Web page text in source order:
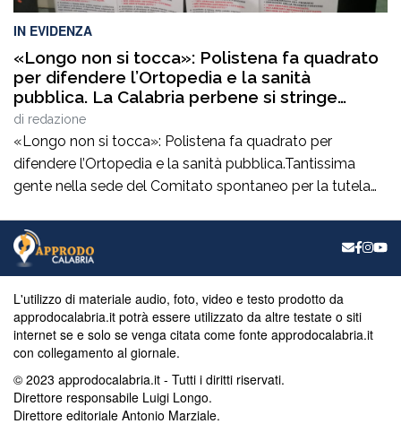
IN EVIDENZA
«Longo non si tocca»: Polistena fa quadrato
per difendere l’Ortopedia e la sanità
pubblica. La Calabria perbene si stringe
intorno al comitato spontaneo per la tutela
della salute
di redazione
«Longo non si tocca»: Polistena fa quadrato per
difendere l’Ortopedia e la sanità pubblica.Tantissima
gente nella sede del Comitato spontaneo per la tutela
dell’Ortopedia di Polistena e, soprattutto, del direttore di
Approdo Luigi Longo, dopo l’avviso di garanzia da parte
della Procura di Messina.Sono intervenuti, in […]
L'utilizzo di materiale audio, foto, video e testo prodotto da
approdocalabria.it potrà essere utilizzato da altre testate o siti
internet se e solo se venga citata come fonte approdocalabria.it
con collegamento al giornale.
© 2023 approdocalabria.it - Tutti i diritti riservati.
Direttore responsabile Luigi Longo.
Direttore editoriale Antonio Marziale.